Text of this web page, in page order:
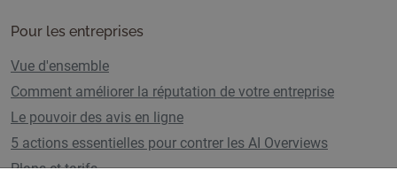
Pour les entreprises
Vue d'ensemble
Comment améliorer la réputation de votre entreprise
Le pouvoir des avis en ligne
5 actions essentielles pour contrer les AI Overviews
Plans et tarifs